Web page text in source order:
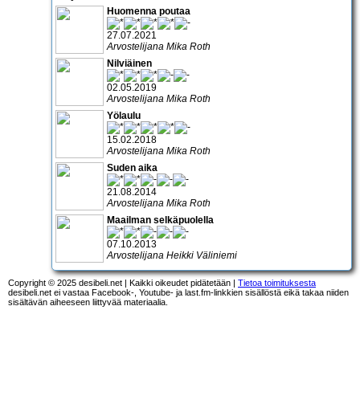
Huomenna poutaa
27.07.2021
Arvostelijana Mika Roth
Nilviäinen
02.05.2019
Arvostelijana Mika Roth
Yölaulu
15.02.2018
Arvostelijana Mika Roth
Suden aika
21.08.2014
Arvostelijana Mika Roth
Maailman selkäpuolella
07.10.2013
Arvostelijana Heikki Väliniemi
Copyright © 2025 desibeli.net | Kaikki oikeudet pidätetään | Tietoa toimituksesta
desibeli.net ei vastaa Facebook-, Youtube- ja last.fm-linkkien sisällöstä eikä takaa niiden
sisältävän aiheeseen liittyvää materiaalia.